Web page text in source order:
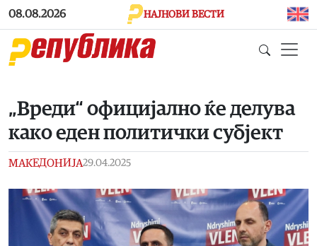
Skip to main content
08.08.2026 НАЈНОВИ ВЕСТИ
„Вреди“ официјално ќе делува
како еден политички субјект
МАКЕДОНИЈА29.04.2025